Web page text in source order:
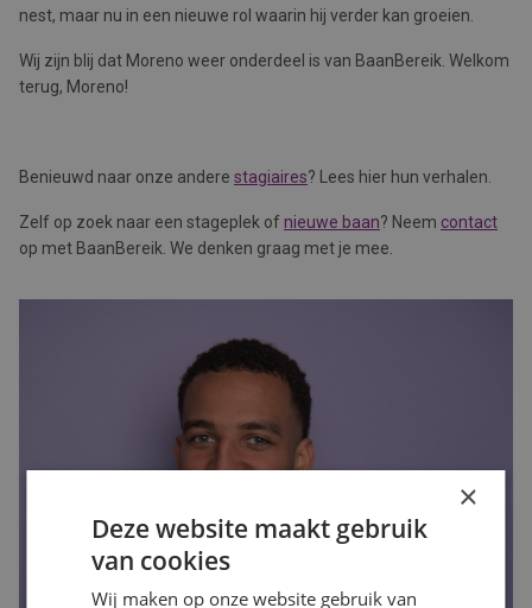
nest, maar nu in een nieuwe rol waarin hij verder kan groeien.
Wij zijn blij dat Moreno weer onderdeel is van BaanBereik. Welkom
terug, Moreno!
Benieuwd naar onze andere stagiaires? Lees hier hun verhalen.
Zelf op zoek naar een stageplek of nieuwe baan? Neem contact
op met BaanBereik. We denken graag met je mee.
×
Deze website maakt gebruik
van cookies
Wij maken op onze website gebruik van